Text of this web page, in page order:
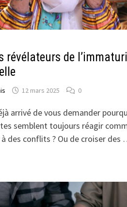
révélateurs de
12 mars 2025 0
arrivé de vous demander
semblent toujours réagir
des conflits ? Ou de croiser des